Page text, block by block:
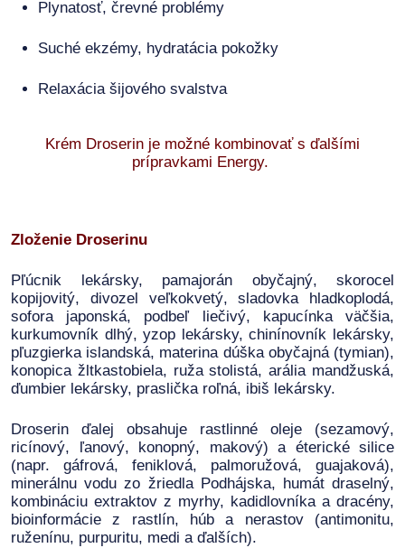
Plynatosť, črevné problémy
Suché ekzémy, hydratácia pokožky
Relaxácia šijového svalstva
Krém Droserin je možné kombinovať s ďalšími
prípravkami Energy.
Zloženie Droserinu
Pľúcnik lekársky, pamajorán obyčajný, skorocel
kopijovitý, divozel veľkokvetý, sladovka hladkoplodá,
sofora japonská, podbeľ liečivý, kapucínka väčšia,
kurkumovník dlhý, yzop lekársky, chinínovník lekársky,
pľuzgierka islandská, materina dúška obyčajná (tymian),
konopica žltkastobiela, ruža stolistá, arália mandžuská,
ďumbier lekársky, praslička roľná, ibiš lekársky.
Droserin ďalej obsahuje rastlinné oleje (sezamový,
ricínový, ľanový, konopný, makový) a éterické silice
(napr. gáfrová, feniklová, palmoružová, guajaková),
minerálnu vodu zo žriedla Podhájska, humát draselný,
kombináciu extraktov z myrhy, kadidlovníka a dracény,
bioinformácie z rastlín, húb a nerastov (antimonitu,
ruženínu, purpuritu, medi a ďalších).